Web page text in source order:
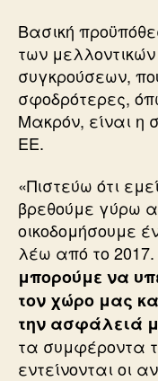
Βασική
των
συγκρούσεων,
σφοδρότερες,
Μακρόν, είναι η
ΕΕ.
«Πιστεύω ότι
βρεθούμε γύρω
οικοδομήσουμε
λέω από το
μπορούμε να
τον χώρο μας
την ασφάλειά
τα συμφέροντα
εντείνονται οι